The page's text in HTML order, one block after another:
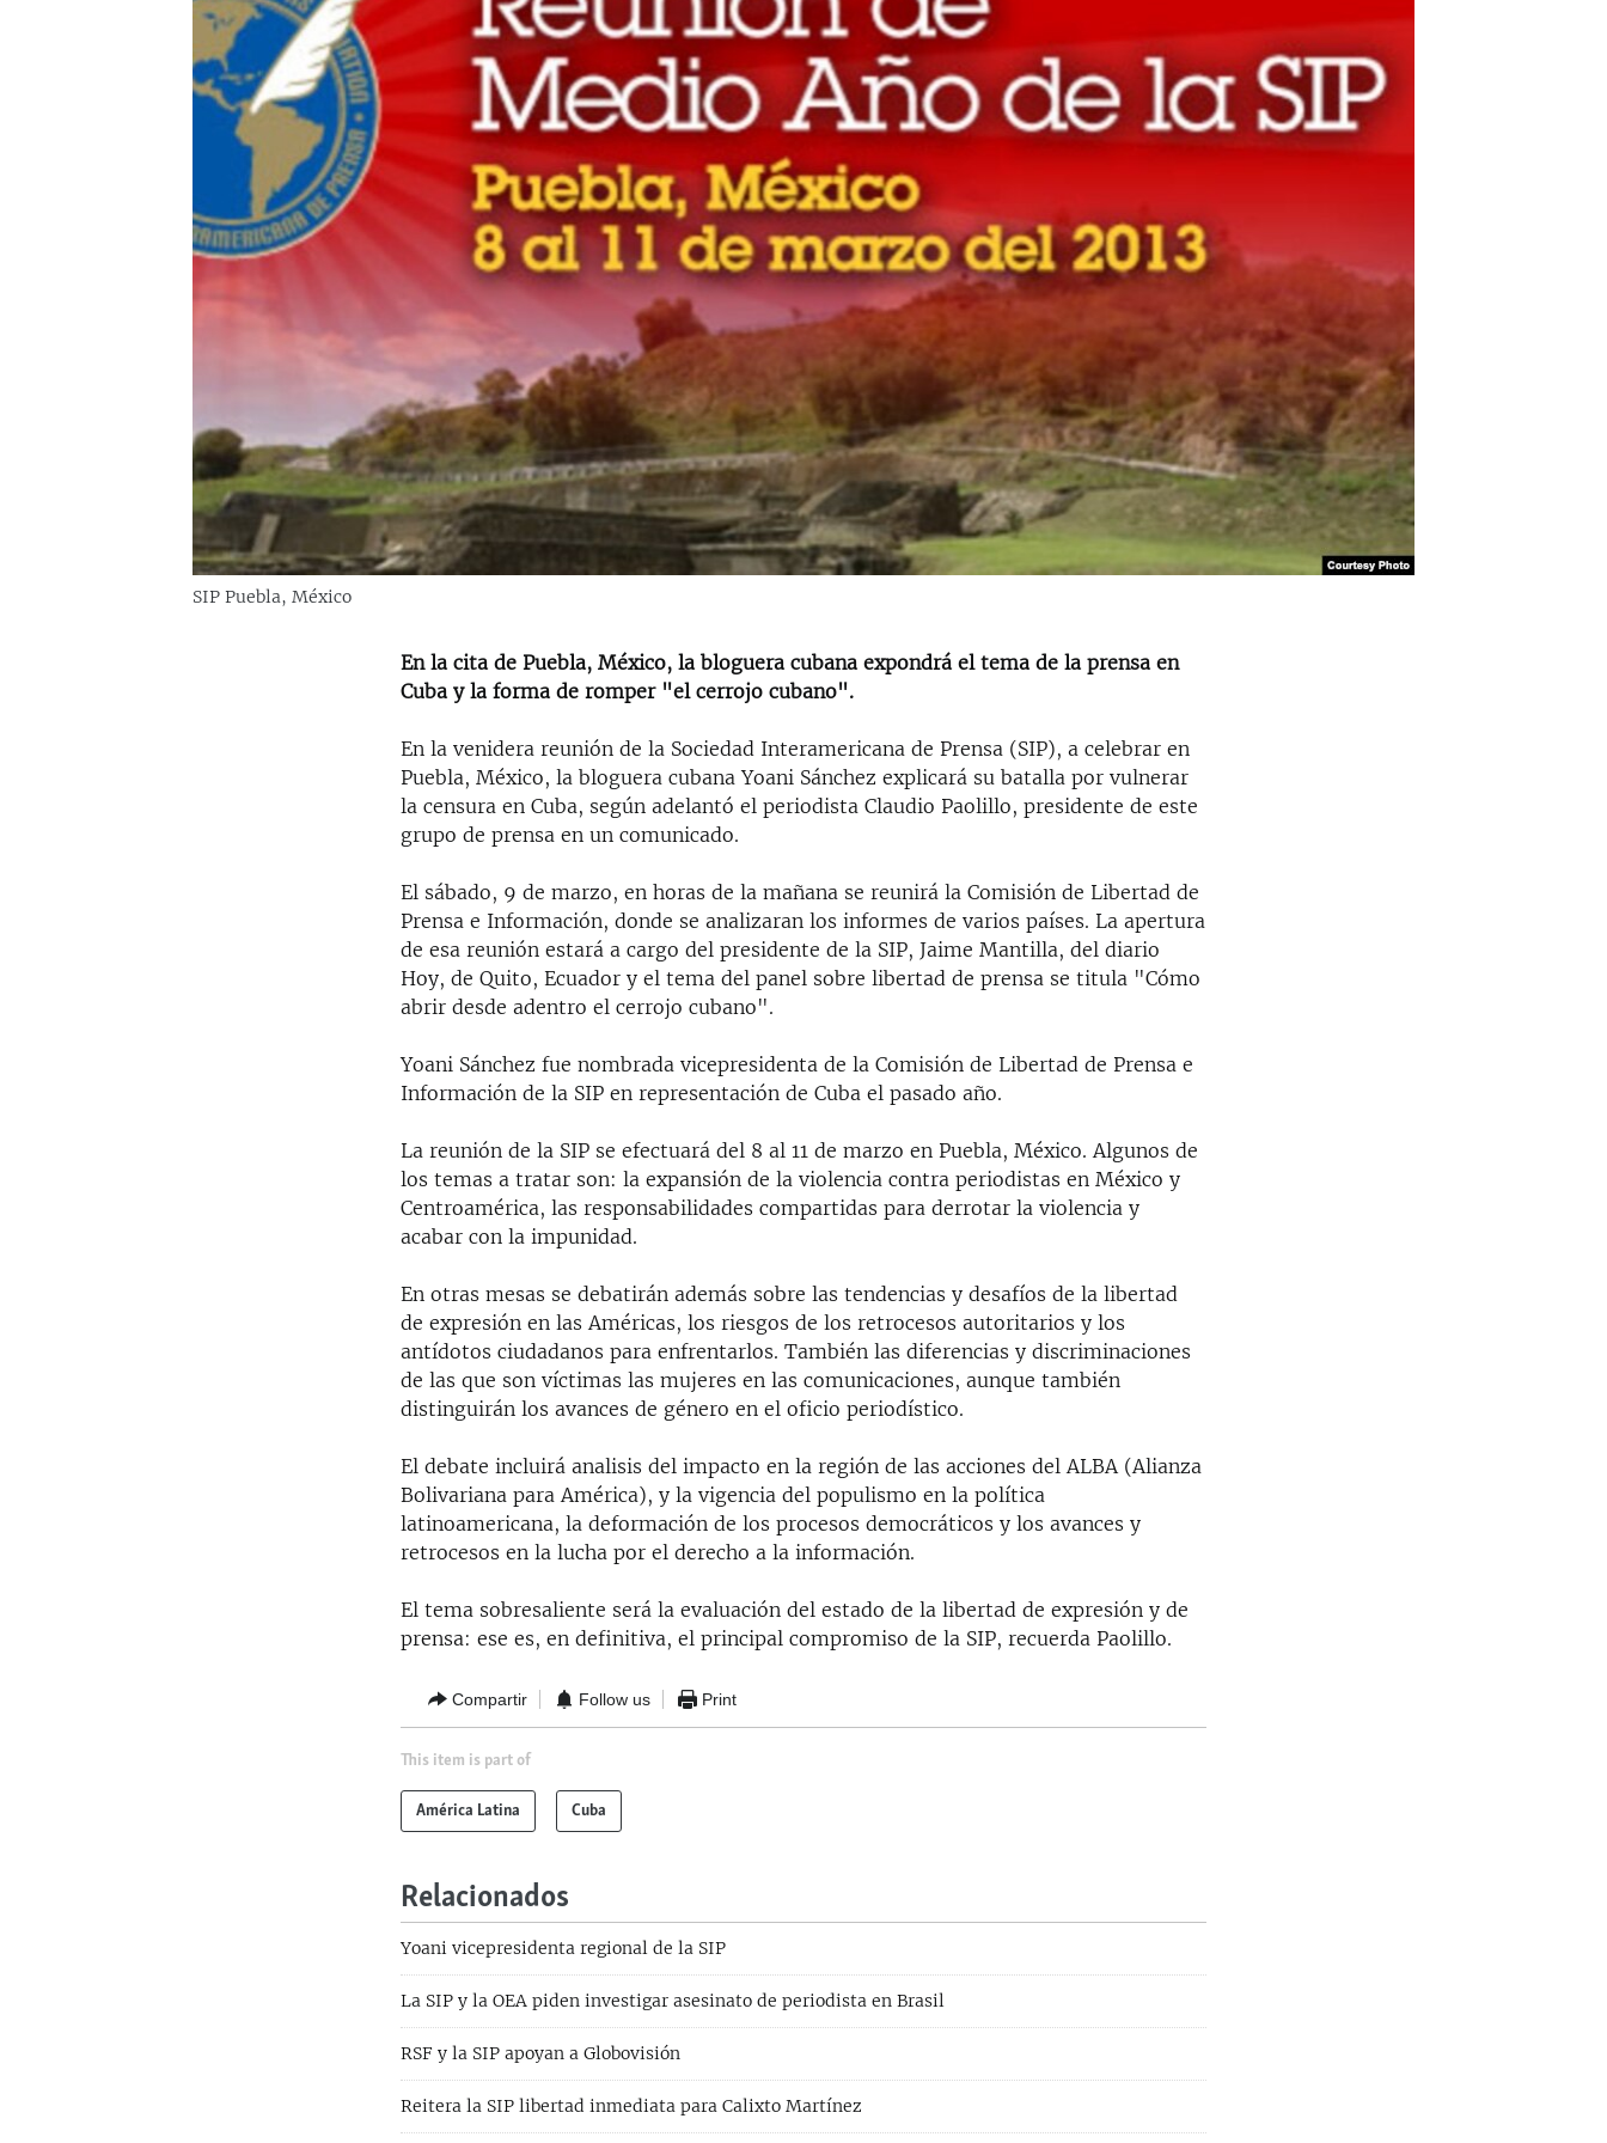
LA REALIDAD DE LA VIVIENDA EN
SIP Puebla, México
En la cita de Puebla, México, la bloguera cubana expondrá el tema de la prensa en
Cuba y la forma de romper "el cerrojo cubano".
En la venidera reunión de la Sociedad Interamericana de Prensa (SIP), a celebrar en
Puebla, México, la bloguera cubana Yoani Sánchez explicará su batalla por vulnerar
la censura en Cuba, según adelantó el periodista Claudio Paolillo, presidente de este
grupo de prensa en un comunicado.
El sábado, 9 de marzo, en horas de la mañana se reunirá la Comisión de Libertad de
Prensa e Información, donde se analizaran los informes de varios países. La apertura
de esa reunión estará a cargo del presidente de la SIP, Jaime Mantilla, del diario
Hoy, de Quito, Ecuador y el tema del panel sobre libertad de prensa se titula "Cómo
abrir desde adentro el cerrojo cubano".
Yoani Sánchez fue nombrada vicepresidenta de la Comisión de Libertad de Prensa e
Información de la SIP en representación de Cuba el pasado año.
La reunión de la SIP se efectuará del 8 al 11 de marzo en Puebla, México. Algunos de
los temas a tratar son: la expansión de la violencia contra periodistas en México y
Centroamérica, las responsabilidades compartidas para derrotar la violencia y
acabar con la impunidad.
En otras mesas se debatirán además sobre las tendencias y desafíos de la libertad
de expresión en las Américas, los riesgos de los retrocesos autoritarios y los
antídotos ciudadanos para enfrentarlos. También las diferencias y discriminaciones
de las que son víctimas las mujeres en las comunicaciones, aunque también
distinguirán los avances de género en el oficio periodístico.
El debate incluirá analisis del impacto en la región de las acciones del ALBA (Alianza
Bolivariana para América), y la vigencia del populismo en la política
latinoamericana, la deformación de los procesos democráticos y los avances y
retrocesos en la lucha por el derecho a la información.
El tema sobresaliente será la evaluación del estado de la libertad de expresión y de
prensa: ese es, en definitiva, el principal compromiso de la SIP, recuerda Paolillo.
Compartir Follow us Print
This item is part of
América Latina Cuba
Relacionados
Yoani vicepresidenta regional de la SIP
La SIP y la OEA piden investigar asesinato de periodista en Brasil
RSF y la SIP apoyan a Globovisión
Reitera la SIP libertad inmediata para Calixto Martínez